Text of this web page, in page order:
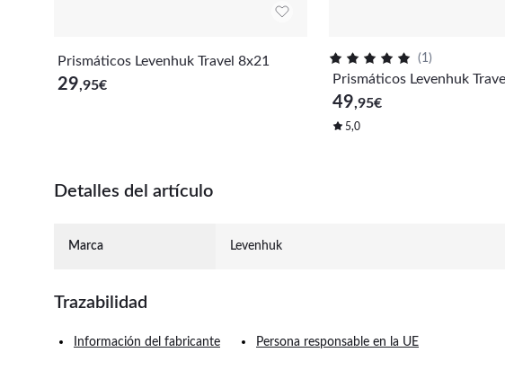
Prismáticos Levenhuk Travel 8x21
29,95€
(1 )
Prismáticos Levenhuk
49,95€
5,0
Detalles del artículo
Marca Levenhuk
Trazabilidad
Información del fabricante Persona responsable en la UE